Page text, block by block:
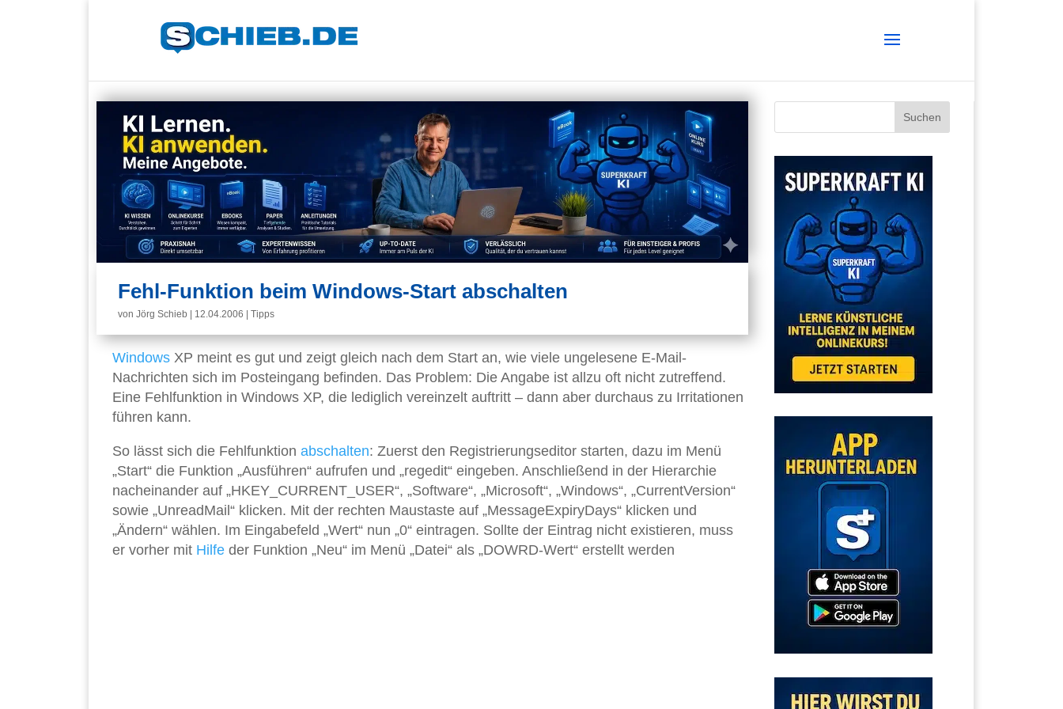
Fehl-Funktion beim Windows-Start abschalten
von Jörg Schieb 12.04.2006 Tipps
Windows XP meint es gut und zeigt gleich nach dem Start an, wie viele ungelesene E-Mail-
Nachrichten sich im Posteingang befinden. Das Problem: Die Angabe ist allzu oft nicht zutreffend.
Eine Fehlfunktion in Windows XP, die lediglich vereinzelt auftritt – dann aber durchaus zu Irritationen
führen kann.
So lässt sich die Fehlfunktion abschalten: Zuerst den Registrierungseditor starten, dazu im Menü
„Start“ die Funktion „Ausführen“ aufrufen und „regedit“ eingeben. Anschließend in der Hierarchie
nacheinander auf „HKEY_CURRENT_USER“, „Software“, „Microsoft“, „Windows“, „CurrentVersion“
sowie „UnreadMail“ klicken. Mit der rechten Maustaste auf „MessageExpiryDays“ klicken und
„Ändern“ wählen. Im Eingabefeld „Wert“ nun „0“ eintragen. Sollte der Eintrag nicht existieren, muss
er vorher mit Hilfe der Funktion „Neu“ im Menü „Datei“ als „DOWRD-Wert“ erstellt werden